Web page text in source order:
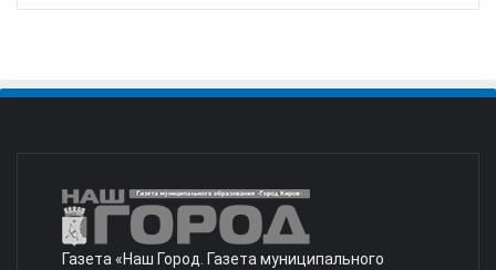
Газета «Наш Город. Газета муниципального